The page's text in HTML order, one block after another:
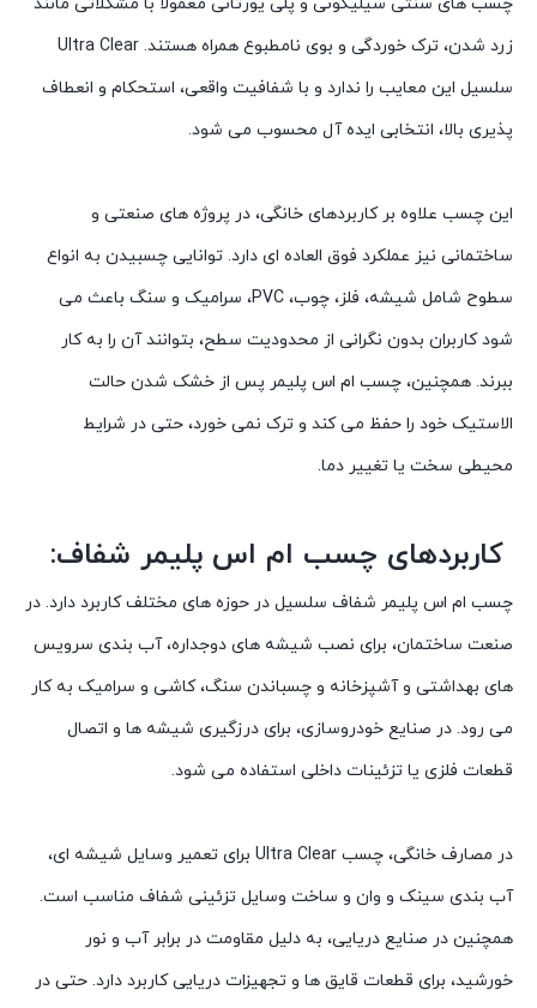
زرد شدن، ترک خوردگی و بوی نامطبوع همراه هستند. Ultra Clear
سلسیل این معایب را ندارد و با شفافیت واقعی، استحکام و انعطاف
پذیری بالا، انتخابی ایده آل محسوب می شود.
این چسب علاوه بر کاربردهای خانگی، در پروژه های صنعتی و
ساختمانی نیز عملکرد فوق العاده ای دارد. توانایی چسبیدن به انواع
سطوح شامل شیشه، فلز، چوب، PVC، سرامیک و سنگ باعث می
شود کاربران بدون نگرانی از محدودیت سطح، بتوانند آن را به کار
ببرند. همچنین، چسب ام اس پلیمر پس از خشک شدن حالت
الاستیک خود را حفظ می کند و ترک نمی خورد، حتی در شرایط
محیطی سخت یا تغییر دما.
کاربردهای چسب ام اس پلیمر شفاف:
چسب ام اس پلیمر شفاف سلسیل در حوزه های مختلف کاربرد دارد. در
صنعت ساختمان، برای نصب شیشه های دوجداره، آب بندی سرویس
های بهداشتی و آشپزخانه و چسباندن سنگ، کاشی و سرامیک به کار
می رود. در صنایع خودروسازی، برای درزگیری شیشه ها و اتصال
قطعات فلزی یا تزئینات داخلی استفاده می شود.
در مصارف خانگی، چسب Ultra Clear برای تعمیر وسایل شیشه ای،
آب بندی سینک و وان و ساخت وسایل تزئینی شفاف مناسب است.
همچنین در صنایع دریایی، به دلیل مقاومت در برابر آب و نور
خورشید، برای قطعات قایق ها و تجهیزات دریایی کاربرد دارد. حتی در